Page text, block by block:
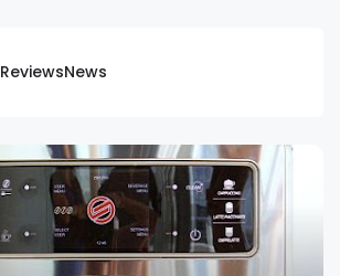
ReviewsNews